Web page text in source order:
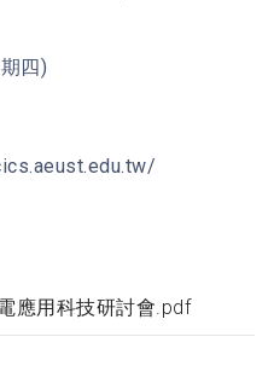
四)
應用科技研討會.pdf